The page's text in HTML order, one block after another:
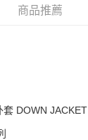
或以上免運費
商品推薦
套 DOWN JACKET